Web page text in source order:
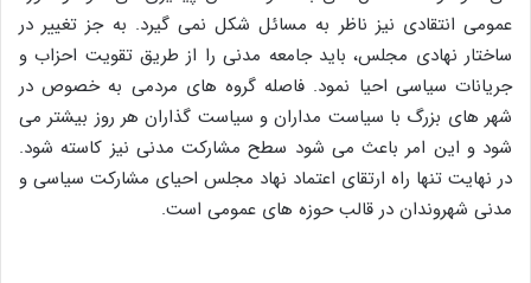
عمومی انتقادی نیز ناظر به مسائل شکل نمی گیرد. به جز تغییر در
ساختار نهادی مجلس، باید جامعه مدنی را از طریق تقویت احزاب و
جریانات سیاسی احیا نمود. فاصله گروه های مردمی به خصوص در
شهر های بزرگ با سیاست مداران و سیاست گذاران هر روز بیشتر می
شود و این امر باعث می شود سطح مشارکت مدنی نیز کاسته شود.
در نهایت تنها راه ارتقای اعتماد نهاد مجلس احیای مشارکت سیاسی و
مدنی شهروندان در قالب حوزه های عمومی است.